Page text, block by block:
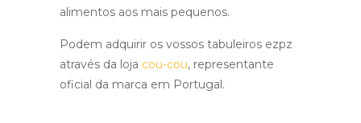
alimentos aos mais pequenos.
Podem adquirir os vossos tabuleiros ezpz
através da loja cou-cou, representante
oficial da marca em Portugal.